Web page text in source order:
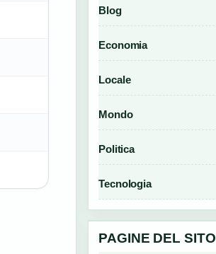
Blog
Economia
Locale
Mondo
Politica
Tecnologia
PAGINE DEL SITO